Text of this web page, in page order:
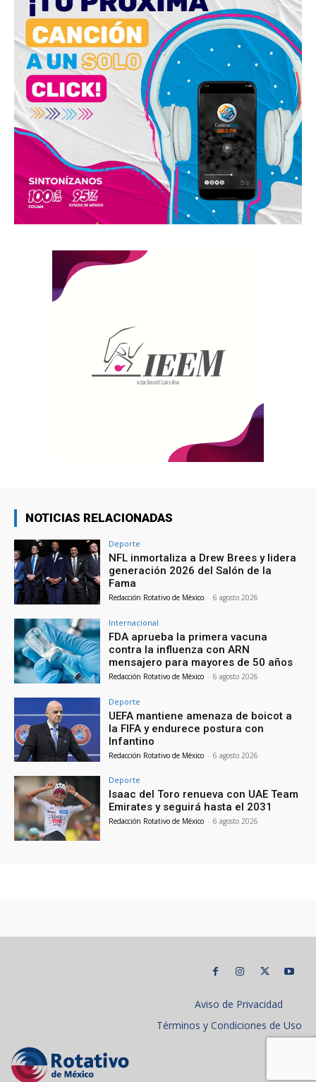
NOTICIAS RELACIONADAS
Deporte
NFL inmortaliza a Drew Brees y lidera
generación 2026 del Salón de la
Fama
Redacción Rotativo de México - 6 agosto 2026
Internacional
FDA aprueba la primera vacuna
contra la influenza con ARN
mensajero para mayores de 50 años
Redacción Rotativo de México - 6 agosto 2026
Deporte
UEFA mantiene amenaza de boicot a
la FIFA y endurece postura con
Infantino
Redacción Rotativo de México - 6 agosto 2026
Deporte
Isaac del Toro renueva con UAE Team
Emirates y seguirá hasta el 2031
Redacción Rotativo de México - 6 agosto 2026
Aviso de Privacidad
Términos y Condiciones de Uso